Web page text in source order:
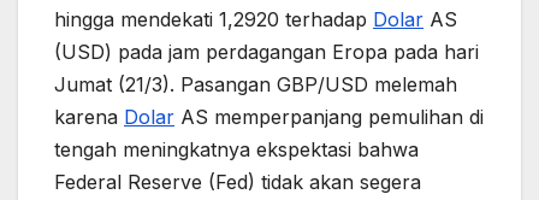
hingga mendekati 1,2920 terhadap Dolar AS
(USD) pada jam perdagangan Eropa pada hari
Jumat (21/3). Pasangan GBP/USD melemah
karena Dolar AS memperpanjang pemulihan di
tengah meningkatnya ekspektasi bahwa
Federal Reserve (Fed) tidak akan segera